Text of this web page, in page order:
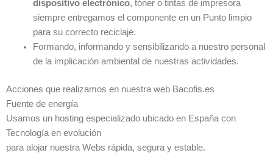
dispositivo electrónico, tóner o tintas de impresora
siempre entregamos el componente en un Punto limpio
para su correcto reciclaje.
Formando, informando y sensibilizando a nuestro personal
de la implicación ambiental de nuestras actividades.
Acciones que realizamos en nuestra web Bacofis.es
Fuente de energía
Usamos un hosting especializado ubicado en España con
Tecnología en evolución
para alojar nuestra Webs rápida, segura y estable.